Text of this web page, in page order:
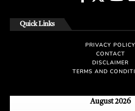
Quick Links
PRIVACY POLICY
CONTACT
DISCLAIMER
TERMS AND
August 2026